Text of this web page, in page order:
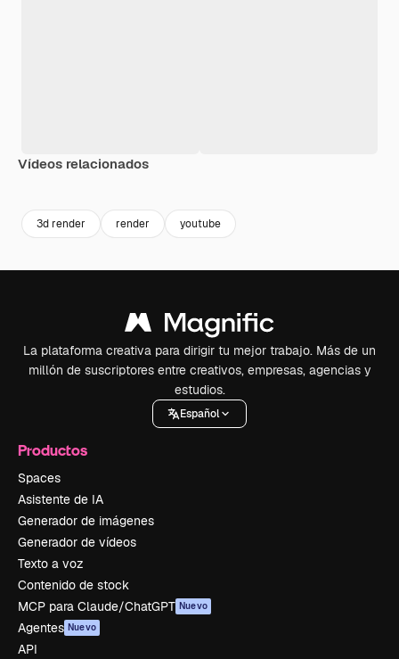
Vídeos relacionados
3d render render youtube
La plataforma creativa para dirigir tu mejor trabajo. Más de un
millón de suscriptores entre creativos, empresas, agencias y
estudios.
Español
Productos
Spaces
Asistente de IA
Generador de imágenes
Generador de vídeos
Texto a voz
Contenido de stock
MCP para Claude/ChatGPT Nuevo
Agentes Nuevo
API